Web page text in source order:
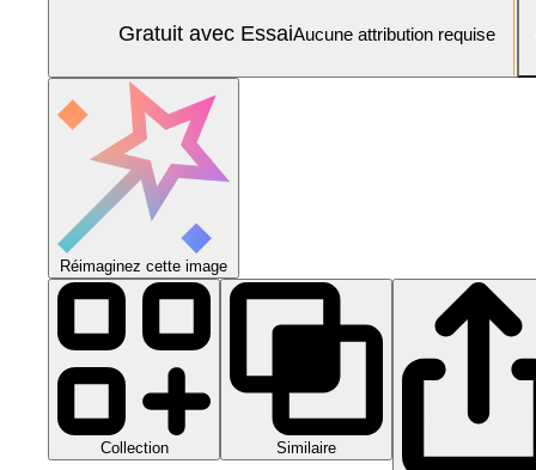
Gratuit avec EssaiAucune attribution requise
Réimaginez cette image
Collection Similaire